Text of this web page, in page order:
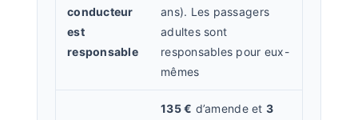
conducteur
est
responsable
ans). Les passagers
adultes sont
responsables pour eux-
mêmes
135 € d’amende et 3